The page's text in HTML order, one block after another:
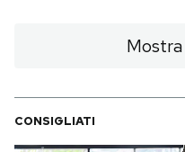
CONSIGLIATI